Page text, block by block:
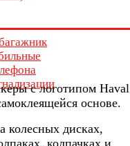
с логотипом Haval
основе.
колесных дисках,
колпачках и